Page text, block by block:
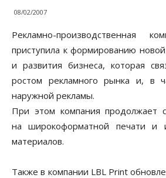
08/02/2007
Рекламно-производственная
приступила к формированию
и развития бизнеса, которая
ростом рекламного рынка и, в
наружной рекламы.
При этом компания продолжает
на широкоформатной печати и
материалов.
Также в компании LBL Print